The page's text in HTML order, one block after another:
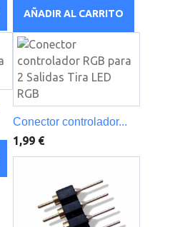
AÑADIR AL CARRITO
Conector controlador...
1,99 €